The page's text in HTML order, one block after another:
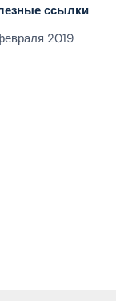
ссылки
2019